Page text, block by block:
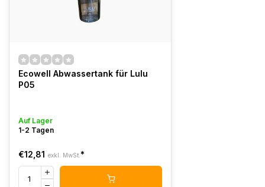
Ecowell Abwassertank für Lulu
P05
Auf Lager
1-2 Tagen
€12,81 exkl. MwSt. *